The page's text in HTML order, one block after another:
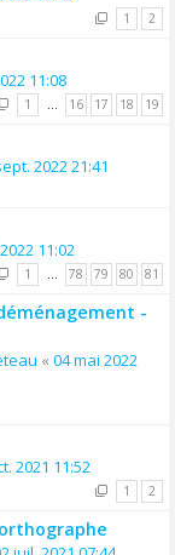
1 2
11:08
1 … 16 17 18 19
2022 21:41
11:02
1 … 78 79 80 81
-
« 04 mai 2022
2021 11:52
1 2